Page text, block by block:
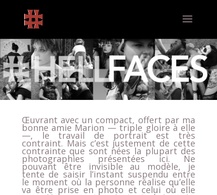
Œuvrant avec un compact, offert par ma
bonne amie Marion — triple gloire à elle
—, le travail de portrait est très
contraint. Mais c’est justement de cette
contrainte que sont nées la plupart des
photographies présentées ici. Ne
pouvant être invisible au modèle, je
tente de saisir l’instant suspendu entre
le moment où la personne réalise qu’elle
va être prise en photo et celui où elle